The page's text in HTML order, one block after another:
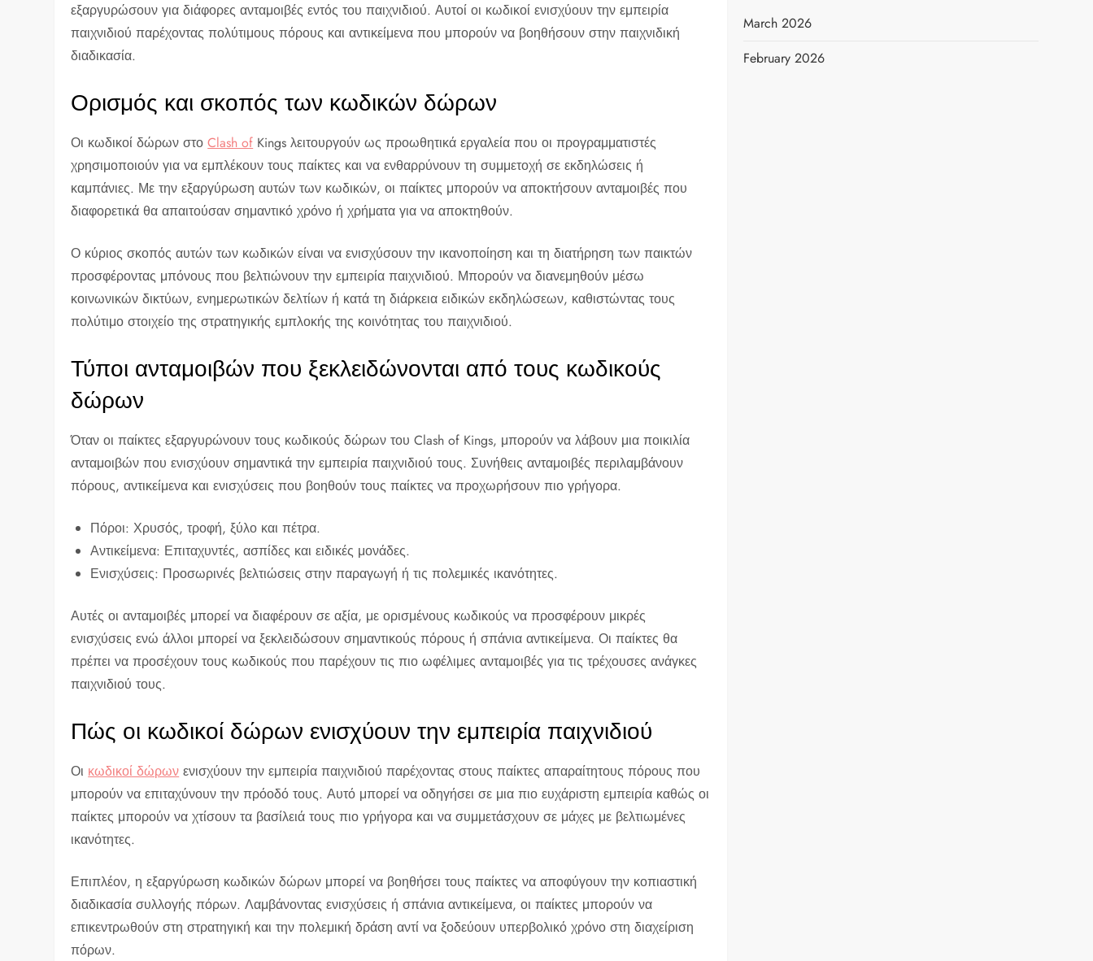
εξαργυρώσουν για διάφορες ανταμοιβές εντός του παιχνιδιού. Αυτοί οι κωδικοί ενισχύουν την εμπειρία
παιχνιδιού παρέχοντας πολύτιμους πόρους και αντικείμενα που μπορούν να βοηθήσουν στην παιχνιδική
διαδικασία.
Ορισμός και σκοπός των κωδικών δώρων
Οι κωδικοί δώρων στοClash of Kings λειτουργούν ως προωθητικά εργαλεία που οι προγραμματιστές
χρησιμοποιούν για να εμπλέκουν τους παίκτες και να ενθαρρύνουν τη συμμετοχή σε εκδηλώσεις ή
καμπάνιες. Με την εξαργύρωση αυτών των κωδικών, οι παίκτες μπορούν να αποκτήσουν ανταμοιβές που
διαφορετικά θα απαιτούσαν σημαντικό χρόνο ή χρήματα για να αποκτηθούν.
Ο κύριος σκοπός αυτών των κωδικών είναι να ενισχύσουν την ικανοποίηση και τη διατήρηση των παικτών
προσφέροντας μπόνους που βελτιώνουν την εμπειρία παιχνιδιού. Μπορούν να διανεμηθούν μέσω
κοινωνικών δικτύων, ενημερωτικών δελτίων ή κατά τη διάρκεια ειδικών εκδηλώσεων, καθιστώντας τους
πολύτιμο στοιχείο της στρατηγικής εμπλοκής της κοινότητας του παιχνιδιού.
Τύποι ανταμοιβών που ξεκλειδώνονται από τους κωδικούς
δώρων
Όταν οι παίκτες εξαργυρώνουν τους κωδικούς δώρων του Clash of Kings, μπορούν να λάβουν μια ποικιλία
ανταμοιβών που ενισχύουν σημαντικά την εμπειρία παιχνιδιού τους. Συνήθεις ανταμοιβές περιλαμβάνουν
πόρους, αντικείμενα και ενισχύσεις που βοηθούν τους παίκτες να προχωρήσουν πιο γρήγορα.
Πόροι: Χρυσός, τροφή, ξύλο και πέτρα.
Αντικείμενα: Επιταχυντές, ασπίδες και ειδικές μονάδες.
Ενισχύσεις: Προσωρινές βελτιώσεις στην παραγωγή ή τις πολεμικές ικανότητες.
Αυτές οι ανταμοιβές μπορεί να διαφέρουν σε αξία, με ορισμένους κωδικούς να προσφέρουν μικρές
ενισχύσεις ενώ άλλοι μπορεί να ξεκλειδώσουν σημαντικούς πόρους ή σπάνια αντικείμενα. Οι παίκτες θα
πρέπει να προσέχουν τους κωδικούς που παρέχουν τις πιο ωφέλιμες ανταμοιβές για τις τρέχουσες ανάγκες
παιχνιδιού τους.
Πώς οι κωδικοί δώρων ενισχύουν την εμπειρία παιχνιδιού
Οι κωδικοί δώρων ενισχύουν την εμπειρία παιχνιδιού παρέχοντας στους παίκτες απαραίτητους πόρους που
μπορούν να επιταχύνουν την πρόοδό τους. Αυτό μπορεί να οδηγήσει σε μια πιο ευχάριστη εμπειρία καθώς οι
παίκτες μπορούν να χτίσουν τα βασίλειά τους πιο γρήγορα και να συμμετάσχουν σε μάχες με βελτιωμένες
ικανότητες.
Επιπλέον, η εξαργύρωση κωδικών δώρων μπορεί να βοηθήσει τους παίκτες να αποφύγουν την κοπιαστική
διαδικασία συλλογής πόρων. Λαμβάνοντας ενισχύσεις ή σπάνια αντικείμενα, οι παίκτες μπορούν να
επικεντρωθούν στη στρατηγική και την πολεμική δράση αντί να ξοδεύουν υπερβολικό χρόνο στη διαχείριση
πόρων.
March 2026
February 2026